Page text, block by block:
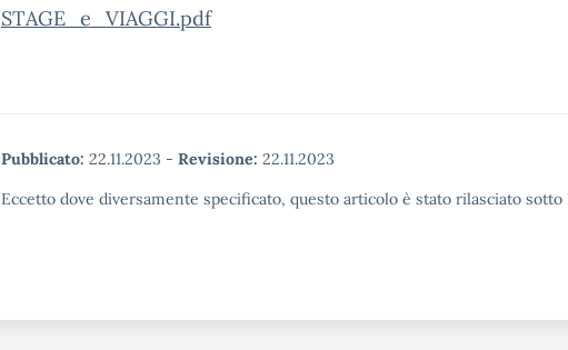
STAGE_e_VIAGGI.pdf
Pubblicato: 22.11.2023 - Revisione: 22.11.2023
Eccetto dove diversamente specificato, questo articolo è stato rilasciato